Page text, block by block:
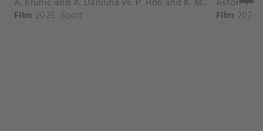
Film 2025 Sport Film 2026